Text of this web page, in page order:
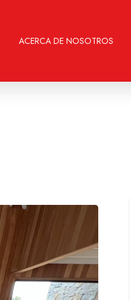
ACERCA DE NOSOTROS